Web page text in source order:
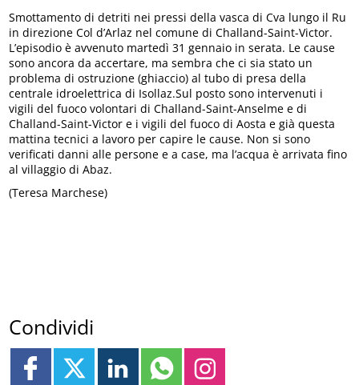
Smottamento di detriti nei pressi della vasca di Cva lungo il Ru
in direzione Col d’Arlaz nel comune di Challand-Saint-Victor.
L’episodio è avvenuto martedì 31 gennaio in serata. Le cause
sono ancora da accertare, ma sembra che ci sia stato un
problema di ostruzione (ghiaccio) al tubo di presa della
centrale idroelettrica di Isollaz.Sul posto sono intervenuti i
vigili del fuoco volontari di Challand-Saint-Anselme e di
Challand-Saint-Victor e i vigili del fuoco di Aosta e già questa
mattina tecnici a lavoro per capire le cause. Non si sono
verificati danni alle persone e a case, ma l’acqua è arrivata fino
al villaggio di Abaz.
(Teresa Marchese)
Condividi